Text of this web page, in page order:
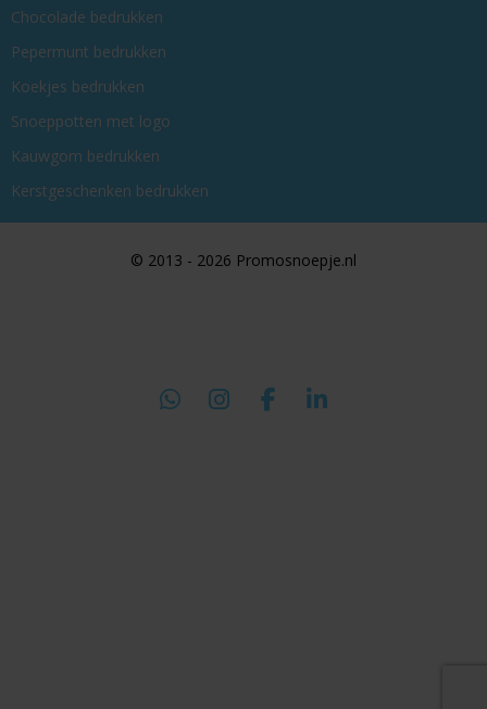
Chocolade bedrukken
Pepermunt bedrukken
Koekjes bedrukken
Snoeppotten met logo
Kauwgom bedrukken
Kerstgeschenken bedrukken
© 2013 - 2026 Promosnoepje.nl